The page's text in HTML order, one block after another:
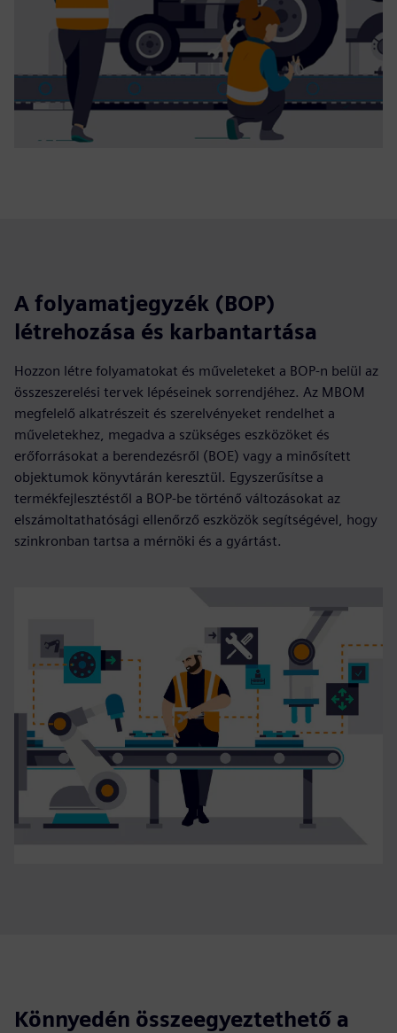
A folyamatjegyzék (BOP)
létrehozása és karbantartása
Hozzon létre folyamatokat és műveleteket a BOP-n belül az
összeszerelési tervek lépéseinek sorrendjéhez. Az MBOM
megfelelő alkatrészeit és szerelvényeket rendelhet a
műveletekhez, megadva a szükséges eszközöket és
erőforrásokat a berendezésről (BOE) vagy a minősített
objektumok könyvtárán keresztül. Egyszerűsítse a
termékfejlesztéstől a BOP-be történő változásokat az
elszámoltathatósági ellenőrző eszközök segítségével, hogy
szinkronban tartsa a mérnöki és a gyártást.
Könnyedén összeegyeztethető a